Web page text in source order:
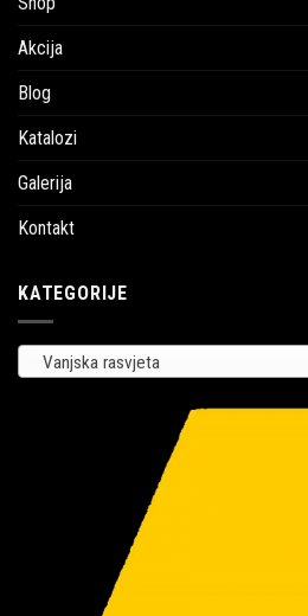
Akcija
Blog
Katalozi
Galerija
Kontakt
KATEGORIJE
Vanjska rasvjeta